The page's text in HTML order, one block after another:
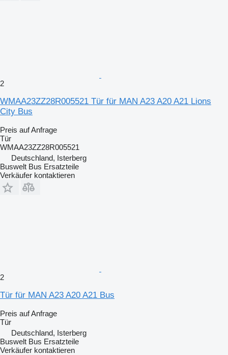
2
WMAA23ZZ28R005521 Tür für MAN A23 A20 A21 Lions
City Bus
Preis auf Anfrage
Tür
WMAA23ZZ28R005521
Deutschland, Isterberg
Buswelt Bus Ersatzteile
Verkäufer kontaktieren
2
Tür für MAN A23 A20 A21 Bus
Preis auf Anfrage
Tür
Deutschland, Isterberg
Buswelt Bus Ersatzteile
Verkäufer kontaktieren